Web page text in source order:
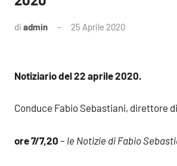
di admin 25 Aprile 2020
Notiziario del 22 aprile 2020.
Conduce Fabio Sebastiani, direttore
ore 7/7,20 – le Notizie di Fabio